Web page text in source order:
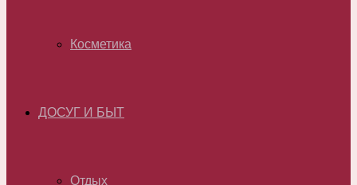
Косметика
ДОСУГ И БЫТ
Отдых